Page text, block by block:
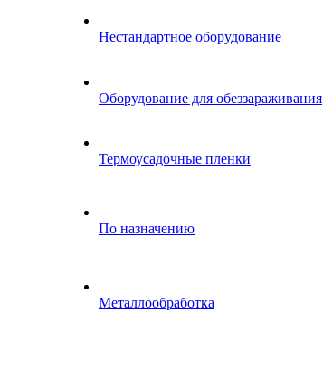
Нестандартное оборудование
Оборудование для обеззараживания
Термоусадочные пленки
По назначению
Металлообработка